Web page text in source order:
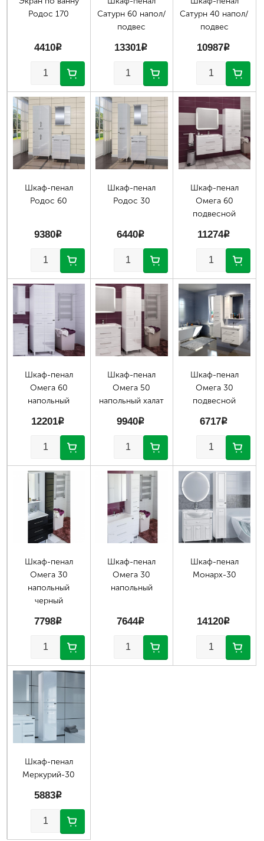
Родос 170
4410p
Сатурн 60 напол/
подвес
13301p
Сатурн 40 напол/
подвес
10987p
Шкаф-пенал
Родос 60
9380p
Шкаф-пенал
Родос 30
6440p
Шкаф-пенал
Омега 60
подвесной
11274p
Шкаф-пенал
Омега 60
напольный
12201p
Шкаф-пенал
Омега 50
напольный халат
9940p
Шкаф-пенал
Омега 30
подвесной
6717p
Шкаф-пенал
Омега 30
напольный
черный
7798p
Шкаф-пенал
Омега 30
напольный
7644p
Шкаф-пенал
Монарх-30
14120p
Шкаф-пенал
Меркурий-30
5883p
Страницы